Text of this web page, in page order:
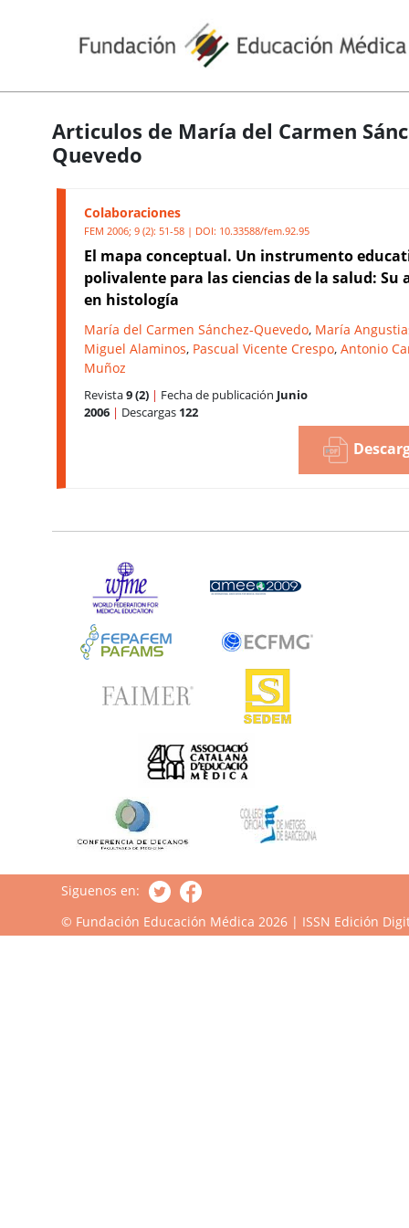
Articulos de María del Carmen
Quevedo
Colaboraciones
FEM 2006; 9 (2): 51-58 | DOI: 10.33588/fem.92.95
El mapa conceptual. Un instrumento
polivalente para las ciencias de la salud: Su
en histología
María del Carmen Sánchez-Quevedo, María
Miguel Alaminos, Pascual Vicente Crespo, Antonio
Muñoz
Revista9 (2) | Fecha de publicación Junio
2006 | Descargas 122
Siguenos en:
© Fundación Educación Médica 2026 | ISSN Edición